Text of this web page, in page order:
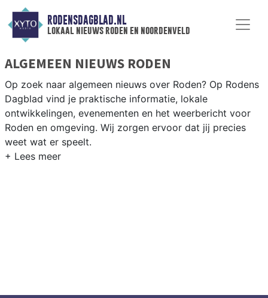
RODENSDAGBLAD.NL
lokaal nieuws roden en noordenveld
ALGEMEEN NIEUWS RODEN
Op zoek naar algemeen nieuws over Roden? Op Rodens
Dagblad vind je praktische informatie, lokale
ontwikkelingen, evenementen en het weerbericht voor
Roden en omgeving. Wij zorgen ervoor dat jij precies
weet wat er speelt.